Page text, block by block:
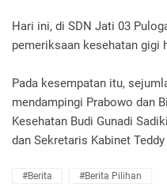
Hari ini, di SDN Jati 03
pemeriksaan kesehatan gigi
Pada kesempatan itu,
mendampingi Prabowo dan
Kesehatan Budi Gunadi
dan Sekretaris Kabinet
#Berita #Berita Pilihan